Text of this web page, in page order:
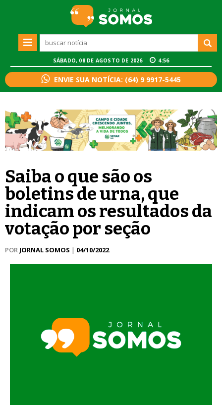
SÁBADO, 08 DE AGOSTO DE 2026 4:56
ENVIE SUA NOTÍCIA: (64) 9 9917-5445
Saiba o que são os
boletins de urna, que
indicam os resultados da
votação por seção
POR JORNAL SOMOS | 04/10/2022